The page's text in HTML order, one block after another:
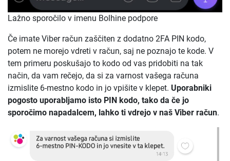
Lažno sporočilo v imenu Bolhine podpore
Če imate Viber račun zaščiten z dodatno 2FA PIN kodo,
potem ne morejo vdreti v račun, saj ne poznajo te kode. V
tem primeru poskušajo to kodo od vas pridobiti na tak
način, da vam rečejo, da si za varnost vašega računa
izmislite 6-mestno kodo in jo vpišite v klepet. Uporabniki
pogosto uporabljamo isto PIN kodo, tako da če jo
sporočimo napadalcem, lahko ti vdrejo v naš Viber račun.